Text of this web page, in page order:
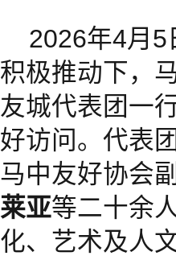
2026年4月5
积极推动下，
友城代表团一
好访问。代表
马中友好协会
莱亚等二十余
化、艺术及人